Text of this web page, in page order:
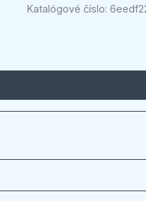
Katalógové číslo: